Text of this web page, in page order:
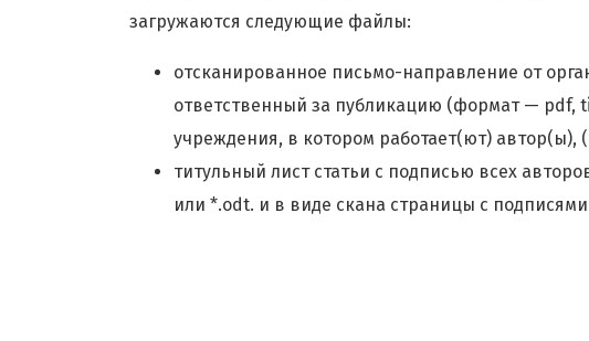
загружаются следующие файлы:
отсканированное письмо-направление от
ответственный за публикацию (формат — pdf,
учреждения, в котором работает(ют) автор(ы), (
титульный лист статьи с подписью всех
или *.odt. и в виде скана страницы с